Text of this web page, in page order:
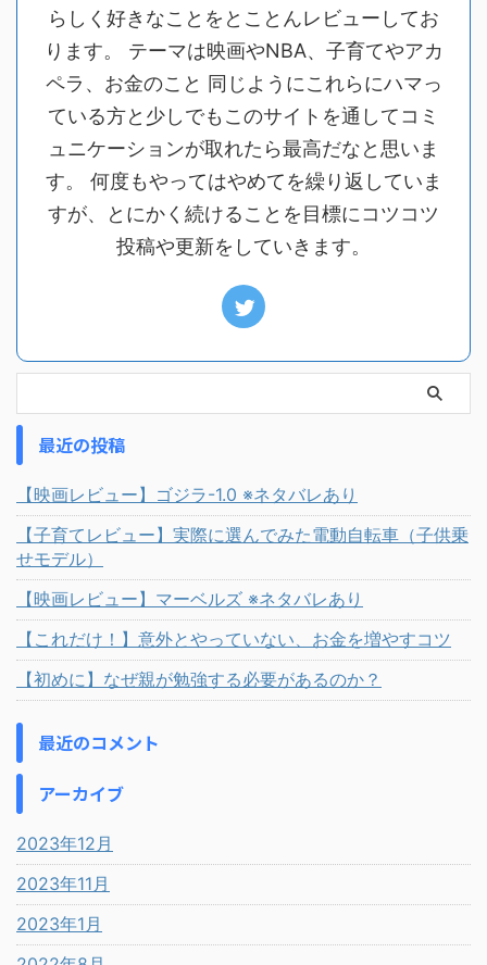
らしく好きなことをとことんレビューしてお
ります。 テーマは映画やNBA、子育てやアカ
ペラ、お金のこと 同じようにこれらにハマっ
ている方と少しでもこのサイトを通してコミ
ュニケーションが取れたら最高だなと思いま
す。 何度もやってはやめてを繰り返していま
すが、とにかく続けることを目標にコツコツ
投稿や更新をしていきます。
最近の投稿
【映画レビュー】ゴジラ-1.0 ※ネタバレあり
【子育てレビュー】実際に選んでみた電動自転車（子供乗
せモデル）
【映画レビュー】マーベルズ ※ネタバレあり
【これだけ！】意外とやっていない、お金を増やすコツ
【初めに】なぜ親が勉強する必要があるのか？
最近のコメント
アーカイブ
2023年12月
2023年11月
2023年1月